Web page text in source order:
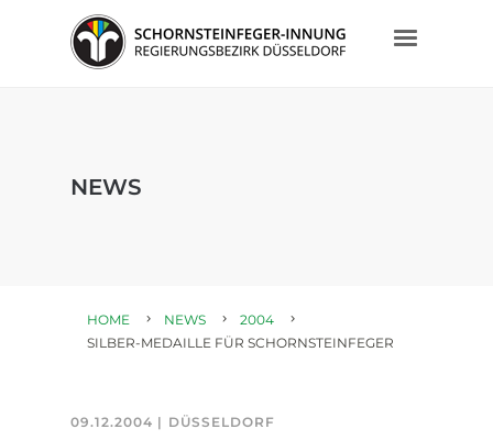
NEWS
HOME NEWS
2004
SILBER-MEDAILLE FÜR SCHORNSTEINFEGER
09.12.2004 | DÜSSELDORF